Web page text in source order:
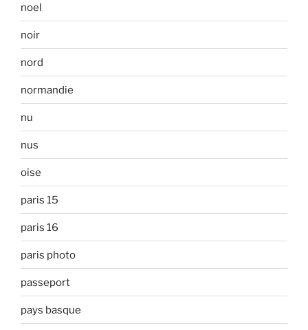
noel
noir
nord
normandie
nu
nus
oise
paris 15
paris 16
paris photo
passeport
pays basque